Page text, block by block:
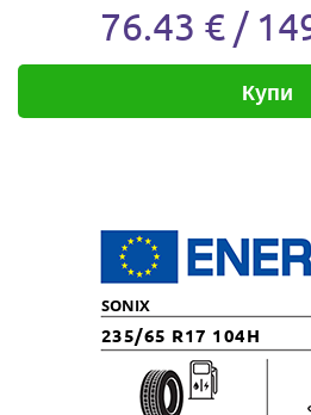
76.43 € /
Купи
SONIX
235/65 R17 104H